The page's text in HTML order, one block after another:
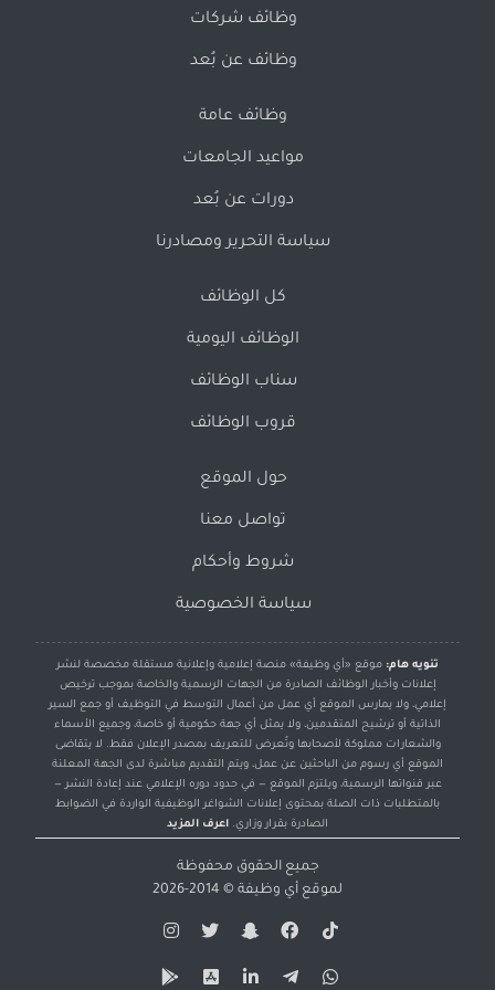
وظائف شركات
وظائف عن بُعد
وظائف عامة
مواعيد الجامعات
دورات عن بُعد
سياسة التحرير ومصادرنا
كل الوظائف
الوظائف اليومية
سناب الوظائف
قروب الوظائف
حول الموقع
تواصل معنا
شروط وأحكام
سياسة الخصوصية
تنويه هام: موقع «أي وظيفة» منصة إعلامية وإعلانية مستقلة مخصصة لنشر
إعلانات وأخبار الوظائف الصادرة من الجهات الرسمية والخاصة بموجب ترخيص
إعلامي، ولا يمارس الموقع أي عمل من أعمال التوسط في التوظيف أو جمع السير
الذاتية أو ترشيح المتقدمين، ولا يمثل أي جهة حكومية أو خاصة، وجميع الأسماء
والشعارات مملوكة لأصحابها وتُعرض للتعريف بمصدر الإعلان فقط. لا يتقاضى
الموقع أي رسوم من الباحثين عن عمل، ويتم التقديم مباشرة لدى الجهة المعلنة
عبر قنواتها الرسمية، ويلتزم الموقع — في حدود دوره الإعلامي عند إعادة النشر —
بالمتطلبات ذات الصلة بمحتوى إعلانات الشواغر الوظيفية الواردة في الضوابط
الصادرة بقرار وزاري. اعرف المزيد
جميع الحقوق محفوظة
لموقع أي وظيفة © 2014-2026